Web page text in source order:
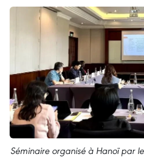
Séminaire organisé à Hanoï par